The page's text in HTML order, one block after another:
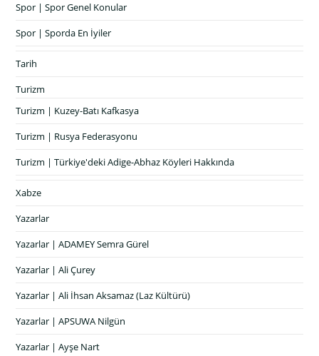
Spor | Spor Genel Konular
Spor | Sporda En İyiler
Tarih
Turizm
Turizm | Kuzey-Batı Kafkasya
Turizm | Rusya Federasyonu
Turizm | Türkiye'deki Adige-Abhaz Köyleri Hakkında
Xabze
Yazarlar
Yazarlar | ADAMEY Semra Gürel
Yazarlar | Ali Çurey
Yazarlar | Ali İhsan Aksamaz (Laz Kültürü)
Yazarlar | APSUWA Nilgün
Yazarlar | Ayşe Nart